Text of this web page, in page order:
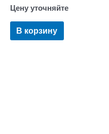
Цену уточняйте
В корзину